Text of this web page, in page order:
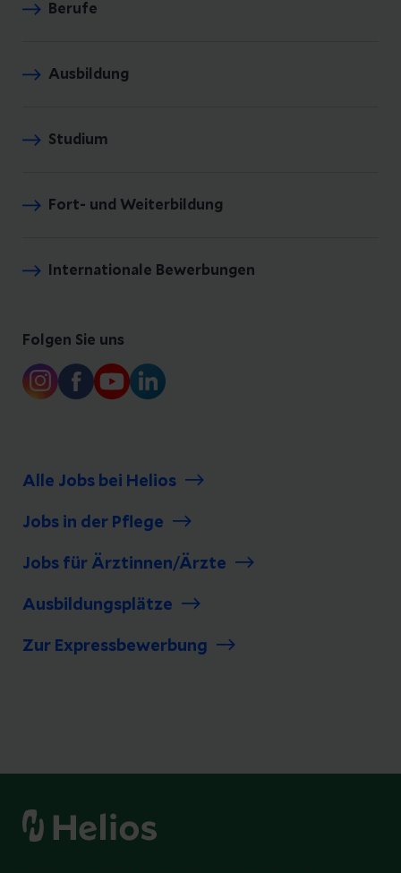
Berufe
Ausbildung
Studium
Fort- und Weiterbildung
Internationale Bewerbungen
Folgen Sie uns
Alle Jobs bei Helios
Jobs in der Pflege
Jobs für Ärztinnen/Ärzte
Ausbildungsplätze
Zur Expressbewerbung